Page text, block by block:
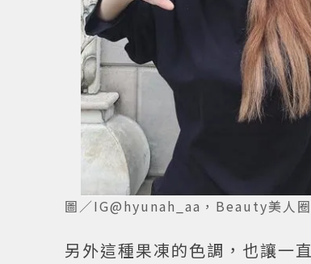
圖／IG@hyunah_aa，Beauty美人
另外這種果凍的色調，也讓一